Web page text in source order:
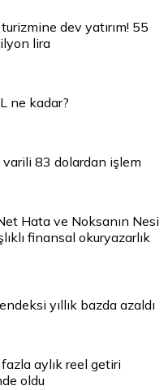
dev yatırım! 55
lira
ne kadar?
83 dolardan işlem
Hata ve Noksanın Nesi
finansal okuryazarlık
yıllık bazda azaldı
aylık reel getiri
oldu